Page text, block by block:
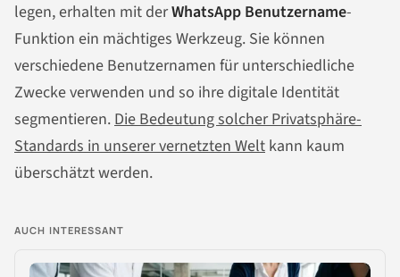
legen, erhalten mit derWhatsApp Benutzername-
Funktion ein mächtiges Werkzeug. Sie können
verschiedene Benutzernamen für unterschiedliche
Zwecke verwenden und so ihre digitale Identität
segmentieren.Die Bedeutung solcher Privatsphäre-
Standards in unserer vernetzten Welt kann kaum
überschätzt werden.
AUCH INTERESSANT